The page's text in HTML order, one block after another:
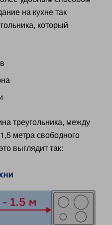
на кухне так
который
треугольника, между
метра свободного
выглядит так: